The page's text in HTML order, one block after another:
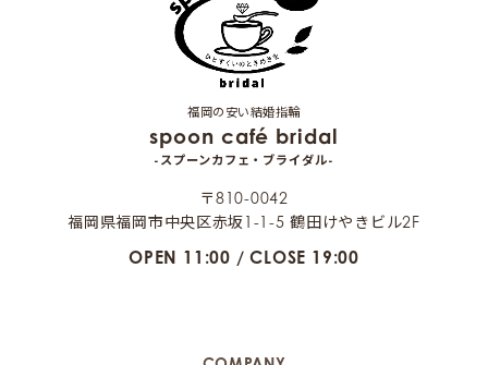
福岡の安い結婚指輪
spoon café bridal
-スプーンカフェ・ブライダル-
〒810-0042
福岡県福岡市中央区赤坂1-1-5 鶴田けやきビル2F
OPEN 11:00 / CLOSE 19:00